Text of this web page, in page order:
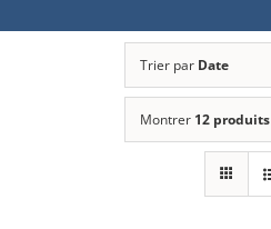
Trier par Date
Montrer 12 produits